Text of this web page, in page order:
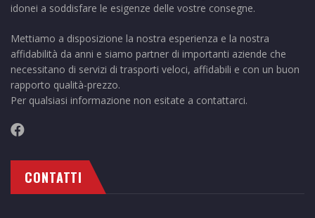
idonei a soddisfare le esigenze delle vostre consegne.
Mettiamo a disposizione la nostra esperienza e la nostra
affidabilità da anni e siamo partner di importanti aziende che
necessitano di servizi di trasporti veloci, affidabili e con un buon
rapporto qualità-prezzo.
Per qualsiasi informazione non esitate a contattarci.
CONTATTI